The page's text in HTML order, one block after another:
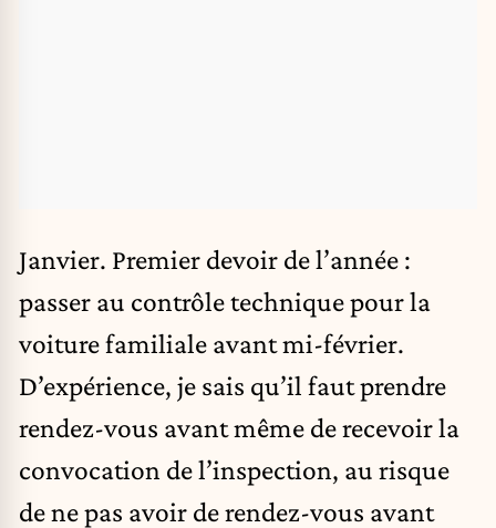
Janvier. Premier devoir de l’année :
passer au contrôle technique pour la
voiture familiale avant mi-février.
D’expérience, je sais qu’il faut prendre
rendez-vous avant même de recevoir la
convocation de l’inspection, au risque
de ne pas avoir de rendez-vous avant